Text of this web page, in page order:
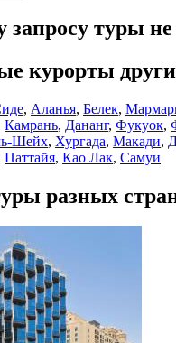
туры
курорты
, Аланья, Белек,
Камрань, Дананг, Фукуок,
Шейх, Хургада, Макади,
Паттайя, Као Лак, Самуи
разных